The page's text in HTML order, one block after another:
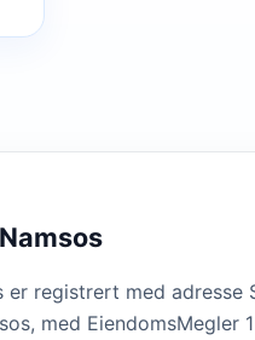
er registrert med adresse
med EiendomsMegler